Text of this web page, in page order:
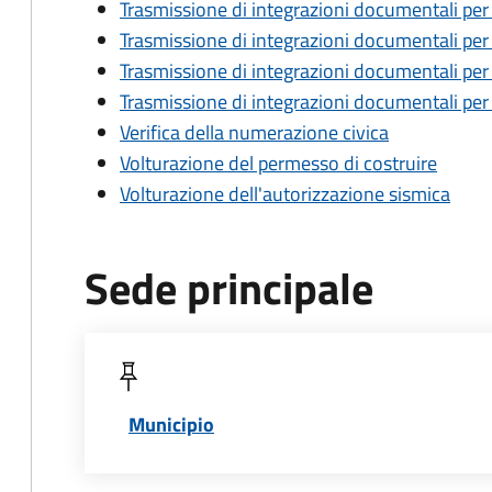
Trasmissione di integrazioni documentali
Trasmissione di integrazioni documentali
Trasmissione di integrazioni documentali
Trasmissione di integrazioni documentali
Verifica della numerazione civica
Volturazione del permesso di costruire
Volturazione dell'autorizzazione sismica
Sede principale
Municipio